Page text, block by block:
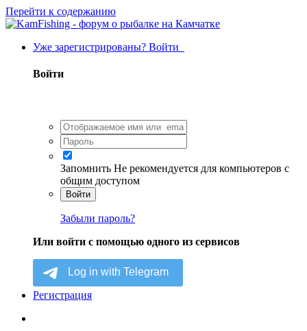
Перейти к содержанию
Уже зарегистрированы? Войти
Войти
Запомнить Не рекомендуется для компьютеров с
общим доступом
Войти
Забыли пароль?
Или войти с помощью одного из сервисов
Регистрация